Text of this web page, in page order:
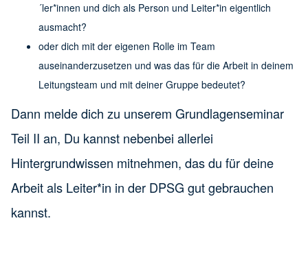
´ler*innen und dich als Person und Leiter*in eigentlich
ausmacht?
oder dich mit der eigenen Rolle im Team
auseinanderzusetzen und was das für die Arbeit in deinem
Leitungsteam und mit deiner Gruppe bedeutet?
Dann melde dich zu unserem Grundlagenseminar
Teil II an, Du kannst nebenbei allerlei
Hintergrundwissen mitnehmen, das du für deine
Arbeit als Leiter*in in der DPSG gut gebrauchen
kannst.